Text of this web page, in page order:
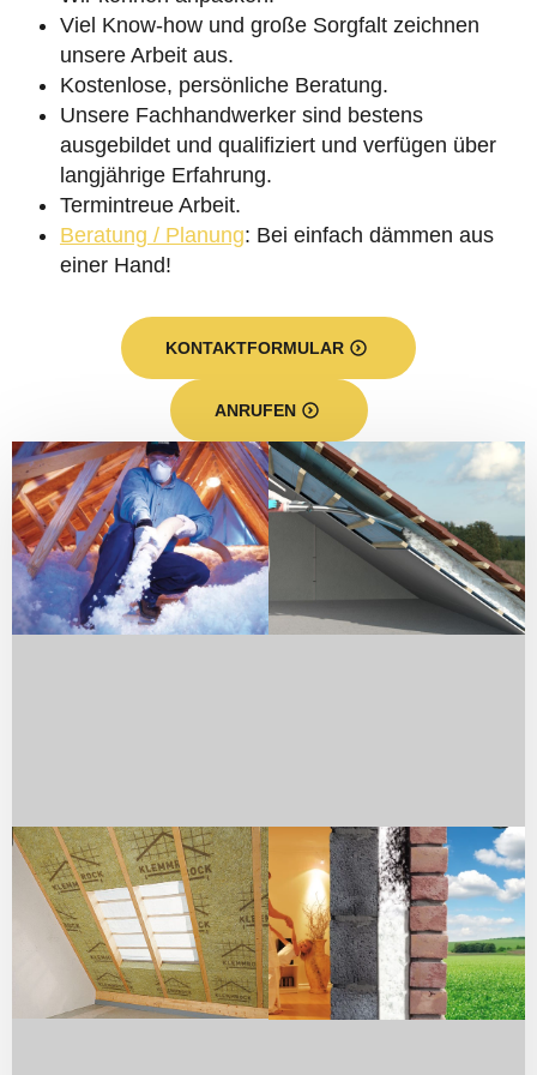
Viel Know-how und große Sorgfalt zeichnen
unsere Arbeit aus.
Kostenlose, persönliche Beratung.
Unsere Fachhandwerker sind bestens
ausgebildet und qualifiziert und verfügen über
langjährige Erfahrung.
Termintreue Arbeit.
Beratung / Planung: Bei einfach dämmen aus
einer Hand!
KONTAKTFORMULAR
ANRUFEN